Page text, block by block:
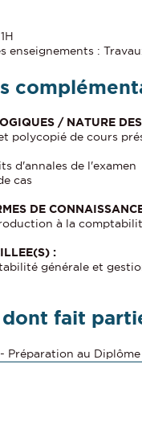
enseignements :
/ NATURE
polycopié de cours
d'annales de l'examen
cas
DE
à la
:
générale et
fait
Préparation au